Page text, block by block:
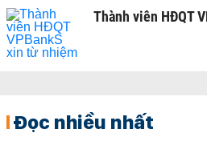
Thành viên HĐQT
Đọc nhiều nhất